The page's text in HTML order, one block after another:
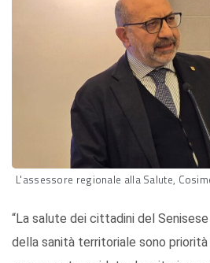
L'assessore regionale alla Salute,
“La salute dei cittadini del
della sanità territoriale sono